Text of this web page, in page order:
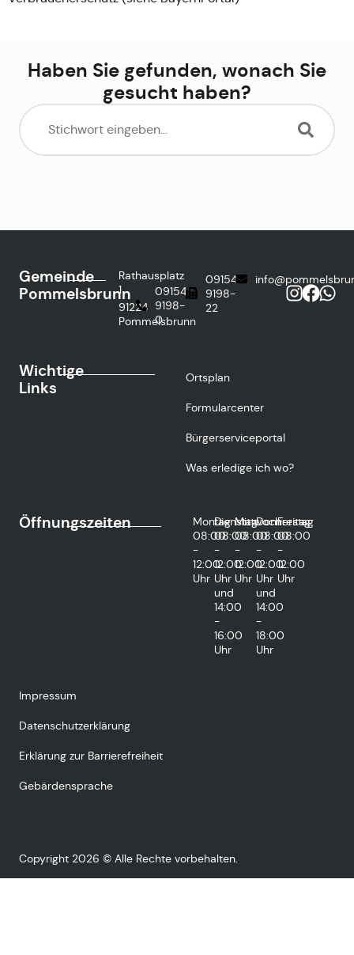
Haben Sie gefunden, wonach Sie
gesucht haben?
Gemeinde
Pommelsbrunn
Rathausplatz
1
91224
Pommelsbrunn
09154
9198-
0
09154
9198-
22
Wichtige
Links
Ortsplan
Formularcenter
Bürgerserviceportal
Was erledige ich wo?
Öffnungszeiten
Montag
08:00
-
12:00
Uhr
Dienstag
08:00
-
12:00
Uhr
und
14:00
-
16:00
Uhr
Mittwoch
08:00
-
12:00
Uhr
Donnerstag
08:00
-
12:00
Uhr
und
14:00
-
18:00
Uhr
Freitag
08:00
-
12:00
Uhr
Impressum
Datenschutzerklärung
Erklärung zur Barrierefreiheit
Gebärdensprache
Copyright 2026 © Alle Rechte vorbehalten.